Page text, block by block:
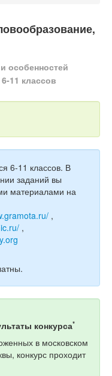
особенностей
11 классов
6-11 классов. В
заданий вы
материалами на
,
,
конкурса*
в московском
конкурс проходит